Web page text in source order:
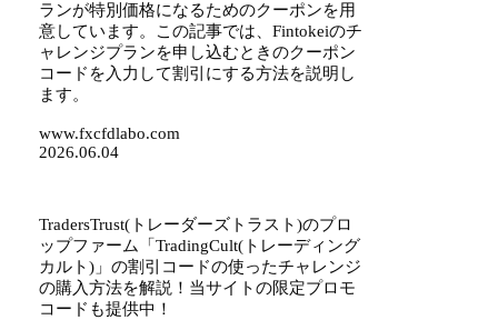
ランが特別価格になるためのクーポンを用
意しています。この記事では、Fintokeiのチ
ャレンジプランを申し込むときのクーポン
コードを入力して割引にする方法を説明し
ます。
www.fxcfdlabo.com
2026.06.04
TradersTrust(トレーダーズトラスト)のプロ
ップファーム「TradingCult(トレーディング
カルト)」の割引コードの使ったチャレンジ
の購入方法を解説！当サイトの限定プロモ
コードも提供中！